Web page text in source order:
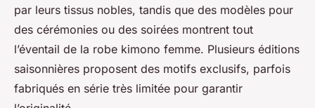
par leurs tissus nobles, tandis que des modèles pour
des cérémonies ou des soirées montrent tout
l’éventail de la robe kimono femme. Plusieurs éditions
saisonnières proposent des motifs exclusifs, parfois
fabriqués en série très limitée pour garantir